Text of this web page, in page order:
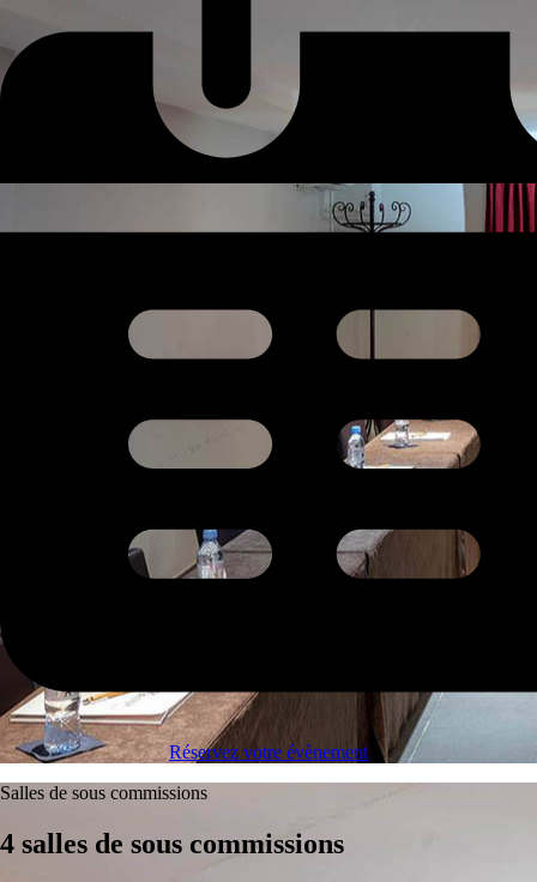
Réservez votre évènement
Salles de sous commissions
4 salles de sous commissions